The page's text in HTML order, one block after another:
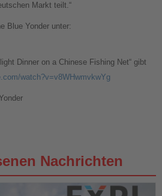
Markt teilt.“
Blue Yonder unter:
Dinner on a Chinese Fishing Net“ gibt
watch?v=v8WHwmvkwYg
Nachrichten